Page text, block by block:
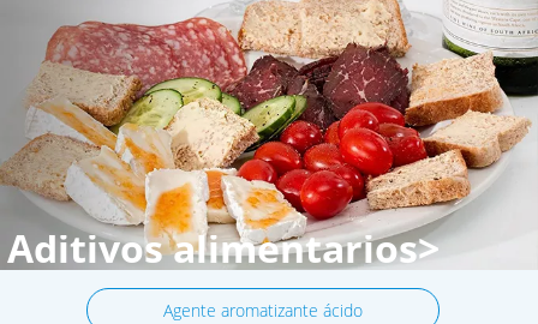
Aditivos alimentarios>
Agente aromatizante ácido